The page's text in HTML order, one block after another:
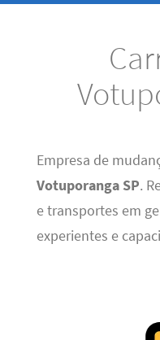
Empresa de
Votuporanga SP.
e transportes em
experientes e